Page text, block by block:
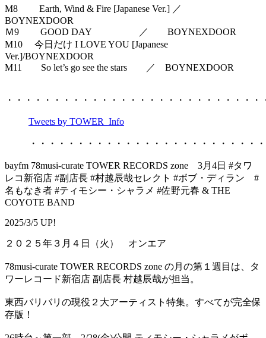
M8 Earth, Wind & Fire [Japanese Ver.] ／
BOYNEXDOOR
Ｍ9 GOOD DAY ／ BOYNEXDOOR
M10 今日だけ I LOVE YOU [Japanese
Ver.]/BOYNEXDOOR
M11 So let’s go see the stars ／ BOYNEXDOOR
・・・・・・・・・・・・・・・・・・・・・・・・・・
Tweets by TOWER_Info
・・・・・・・・・・・・・・・・・・・・・・・・
bayfm 78musi-curate TOWER RECORDS zone 3月4日 #タワ
レコ新宿店 #副店長 #村越辰哉セレクト #ボブ・ディラン #
名もなき者 #ティモシー・シャラメ #佐野元春 & THE
COYOTE BAND
2025/3/5 UP!
２０２５年３月４日（火） オンエア
78musi-curate TOWER RECORDS zone の月の第１週目は、タ
ワーレコード新宿店 副店長 村越辰哉が担当。
東西バリバリの現役２大アーティスト特集。すべてが完全保
存版！